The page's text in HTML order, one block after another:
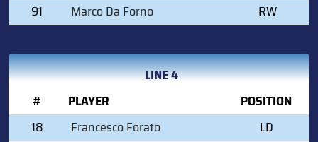
91
Marco Da Forno RW
LINE 4
#
PLAYER
POSITION
18
Francesco Forato
LD